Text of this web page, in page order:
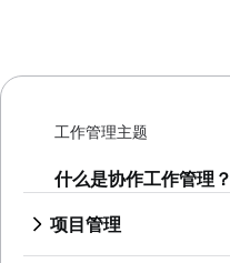
工作管理主题
什么是协作工作管理？
项目管理
概述